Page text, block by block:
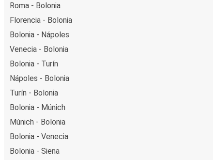
Roma - Bolonia
Florencia - Bolonia
Bolonia - Nápoles
Venecia - Bolonia
Bolonia - Turín
Nápoles - Bolonia
Turín - Bolonia
Bolonia - Múnich
Múnich - Bolonia
Bolonia - Venecia
Bolonia - Siena